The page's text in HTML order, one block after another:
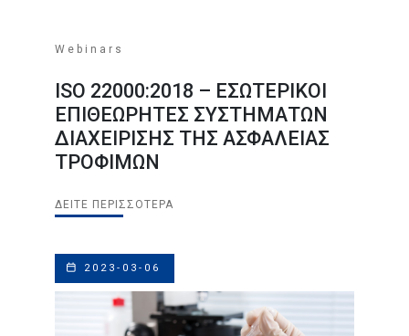
Webinars
ISO 22000:2018 – ΕΣΩΤΕΡΙΚΟΙ
ΕΠΙΘΕΩΡΗΤΕΣ ΣΥΣΤΗΜΑΤΩΝ
ΔΙΑΧΕΙΡΙΣΗΣ ΤΗΣ ΑΣΦΑΛΕΙΑΣ
ΤΡΟΦΙΜΩΝ
ΔΕΊΤΕ ΠΕΡΙΣΣΌΤΕΡΑ
2023-03-06